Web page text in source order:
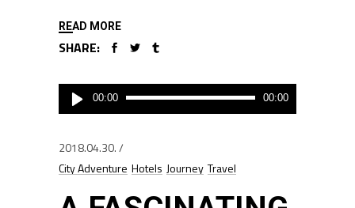
READ MORE
SHARE:
Audió
lejátszó
00:00 00:00
2018.04.30.
City Adventure Hotels Journey Travel